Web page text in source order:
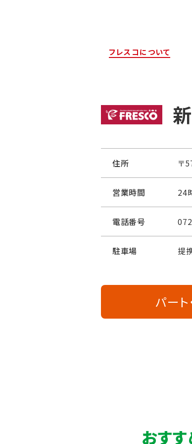
フレスコについて
住所 〒
営業時間 24
電話番号
駐車場 提
パート
おす